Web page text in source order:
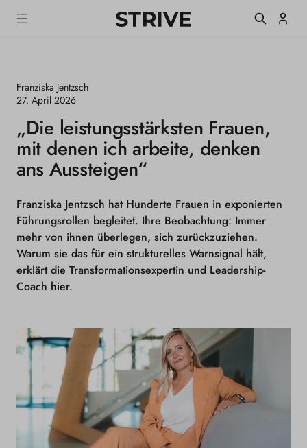
S
T
a
z
i
n
Franziska Jentzsch
27. April 2026
„Die leistungsstärksten Frauen,
mit denen ich arbeite, denken
ans Aussteigen“
Franziska Jentzsch hat Hunderte Frauen in exponierten
Führungsrollen begleitet. Ihre Beobachtung: Immer
mehr von ihnen überlegen, sich zurückzuziehen.
Warum sie das für ein strukturelles Warnsignal hält,
erklärt die Transformationsexpertin und Leadership-
Coach hier.